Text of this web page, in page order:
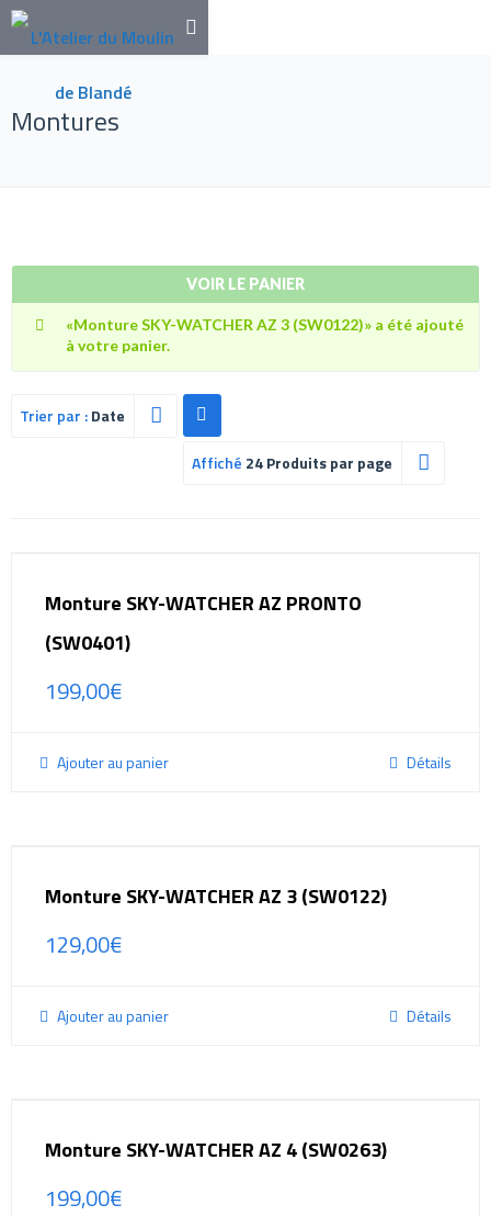
Montures
VOIR LE PANIER
«Monture SKY-WATCHER AZ 3 (SW0122)» a été ajouté
à votre panier.
Trier par :Date
Affiché 24 Produits par page
Monture SKY-WATCHER AZ PRONTO
(SW0401)
199,00€
Ajouter au panier Détails
Monture SKY-WATCHER AZ 3 (SW0122)
129,00€
Ajouter au panier Détails
Monture SKY-WATCHER AZ 4 (SW0263)
199,00€